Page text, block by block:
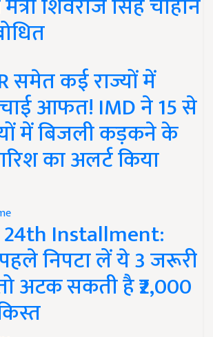
समेत कई राज्यों में
आफत! IMD ने 15 से
में बिजली कड़कने के
का अलर्ट किया
24th Installment:
निपटा लें ये 3 जरूरी
अटक सकती है ₹2,000